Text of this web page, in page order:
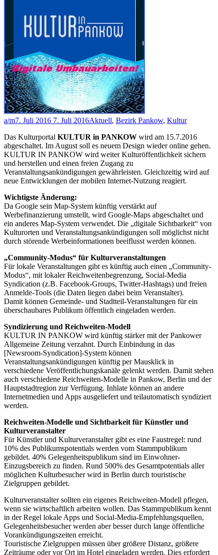
a/m7. Juli 2016 7. Juli 2016Aktuell, Bezirk Pankow, Kultur
Das Kulturportal KULTUR in PANKOW wird am 15.7.2016
abgeschaltet. Im August soll es neuem Design wieder online gehen.
KULTUR IN PANKOW wird weiter Kulturöffentlichkeit sichern
und herstellen und einen freien Zugang zu
Veranstaltungsankündigungen gewährleisten. Gleichzeitig wird auf
neue Entwicklungen der mobilen Internet-Nutzung reagiert.
Wichtigste Änderung:
Da Google sein Map-System künftig verstärkt auf
Werbefinanzierung umstellt, wird Google-Maps abgeschaltet und
ein anderes Map-System verwendet. Die „digitale Sichtbarkeit“ von
Kulturorten und Veranstaltungsankündigungen soll möglichst nicht
durch störende Werbeinformationen beeiflusst werden können.
„Community-Modus“ für Kulturveranstaltungen
Für lokale Veranstaltungen gibt es künftig auch einen „Community-
Modus“, mit lokaler Reichweitenbegrenzung, Social-Media
Syndication (z.B. Facebook-Groups, Twitter-Hashtags) und freien
Anmelde-Tools (die Daten liegen dabei beim Veranstalter).
Damit können Gemeinde- und Stadtteil-Veranstaltungen für ein
überschaubares Publikum öffentlich eingeladen werden.
Syndizierung und Reichweiten-Modell
KULTUR IN PANKOW wird künftig stärker mit der Pankower
Allgemeine Zeitung verzahnt. Durch Einbindung in das
[Newsroom-Syndication]-System können
Veranstaltungsankündigungen künftig per Mausklick in
verschiedene Veröffentlichungskanäle gelenkt werden. Damit stehen
auch verschiedene Reichweiten-Modelle in Pankow, Berlin und der
Hauptstadtregion zur Verfügung. Inhlate können an andere
Internetmedien und Apps ausgeliefert und teilautomatisch syndiziert
werden.
Reichweiten-Modelle und Sichtbarkeit für Künstler und
Kulturveranstalter
Für Künstler und Kulturveranstalter gibt es eine Faustregel: rund
10% des Publikumspotentials werden vom Stammpublikum
gebildet. 40% Gelegenheitspublikum sind im Einwohner-
Einzugsbereich zu finden. Rund 500% des Gesamtpotentials aller
möglichen Kulturbesucher wird in Berlin durch touristische
Zielgruppen gebildet.
Kulturveranstalter sollten ein eigenes Reichweiten-Modell pflegen,
wenn sie wirtschaftlich arbeiten wollen. Das Stammpublikum kennt
in der Regel lokale Apps und Social-Media-Empfehlungsquellen,
Gelegenheitsbesucher werden aber besser durch lange öffentliche
Vorankündigungszeiten erreicht.
Touristische Zielgruppen müssen über größere Distanz, größere
Zeiträume oder vor Ort im Hotel eingeladen werden. Dies erfordert